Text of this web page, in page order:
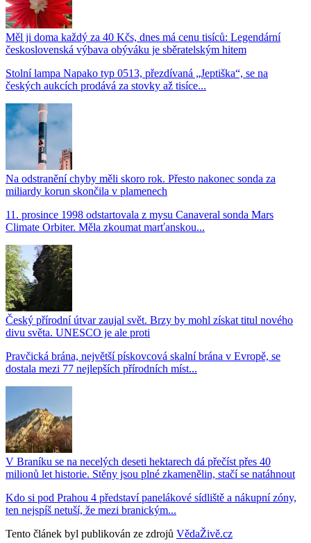
Měl ji doma každý za 40 Kčs, dnes má cenu tisíců: Legendární
československá výbava obýváku je sběratelským hitem
Stolní lampa Napako typ 0513, přezdívaná „Jeptiška“, se na
českých aukcích prodává za stovky až tisíce...
Na odstranění chyby měli skoro rok. Přesto nakonec sonda za
miliardy korun skončila v plamenech
11. prosince 1998 odstartovala z mysu Canaveral sonda Mars
Climate Orbiter. Měla zkoumat marťanskou...
Český přírodní útvar zaujal svět. Brzy by mohl získat titul nového
divu světa. UNESCO je ale proti
Pravčická brána, největší pískovcová skalní brána v Evropě, se
dostala mezi 77 nejlepších přírodních míst...
V Braníku se na necelých deseti hektarech dá přečíst přes 40
milionů let historie. Stěny jsou plné zkamenělin, stačí se natáhnout
Kdo si pod Prahou 4 představí panelákové sídliště a nákupní zóny,
ten nejspíš netuší, že mezi branickým...
Tento článek byl publikován ze zdrojů VědaŽivě.cz